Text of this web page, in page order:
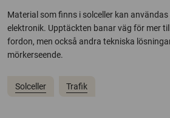
Material som finns i solceller kan
elektronik. Upptäckten banar väg för mer
fordon, men också andra tekniska
mörkerseende.
Solceller Trafik